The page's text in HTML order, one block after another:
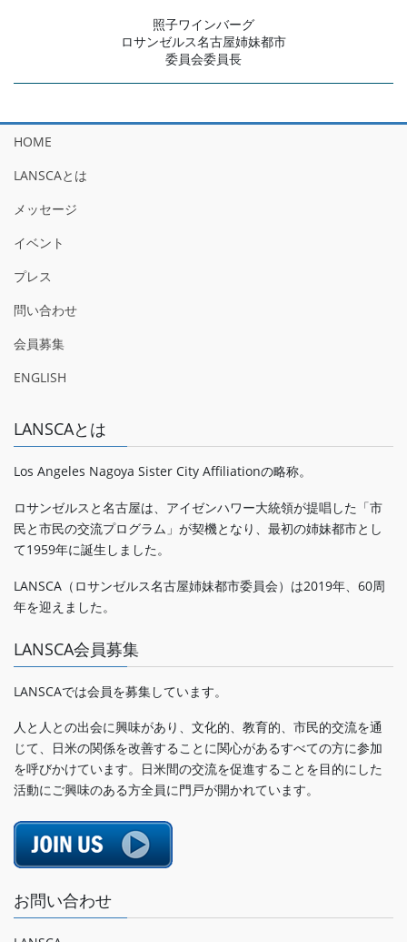
照子ワインバーグ
ロサンゼルス名古屋姉妹都市
委員会委員長
HOME
LANSCAとは
メッセージ
イベント
プレス
問い合わせ
会員募集
ENGLISH
LANSCAとは
Los Angeles Nagoya Sister City Affiliationの略称。
ロサンゼルスと名古屋は、アイゼンハワー大統領が提唱した「市
民と市民の交流プログラム」が契機となり、最初の姉妹都市とし
て1959年に誕生しました。
LANSCA（ロサンゼルス名古屋姉妹都市委員会）は2019年、60周
年を迎えました。
LANSCA会員募集
LANSCAでは会員を募集しています。
人と人との出会に興味があり、文化的、教育的、市民的交流を通
じて、日米の関係を改善することに関心があるすべての方に参加
を呼びかけています。日米間の交流を促進することを目的にした
活動にご興味のある方全員に門戸が開かれています。
お問い合わせ